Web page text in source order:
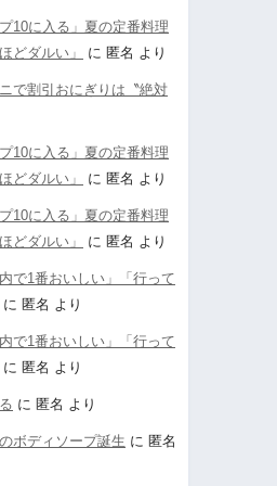
10に入る」夏の定番料理
どダルい」
に 匿名 より
で割引おにぎりは〝絶対
10に入る」夏の定番料理
どダルい」
に 匿名 より
10に入る」夏の定番料理
どダルい」
に 匿名 より
で1番おいしい」「行って
に 匿名 より
で1番おいしい」「行って
に 匿名 より
に 匿名 より
ボディソープ誕生 に 匿名